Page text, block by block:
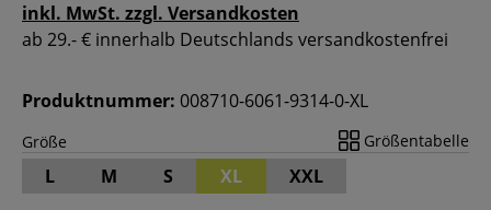
inkl. MwSt. zzgl. Versandkosten
ab 29.- € innerhalb Deutschlands versandkostenfrei
Produktnummer: 008710-6061-9314-0-XL
Größe Größentabelle
L M S XL XXL